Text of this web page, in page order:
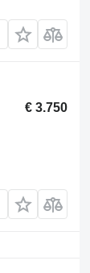
€ 3.750